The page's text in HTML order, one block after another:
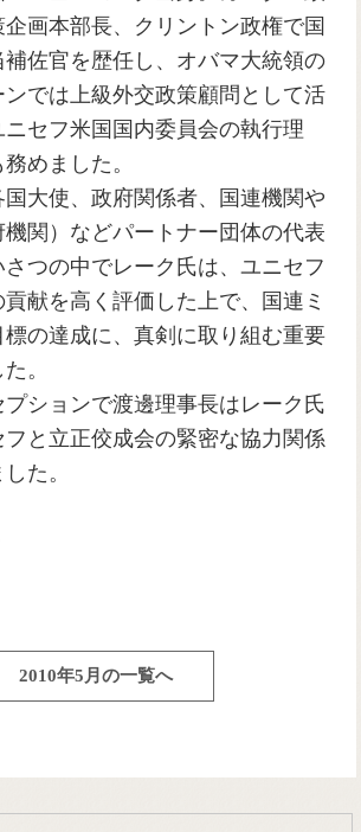
画本部長、クリントン政権で国
佐官を歴任し、オバマ大統領の
では上級外交政策顧問として活
セフ米国国内委員会の執行理
めました。
大使、政府関係者、国連機関や
機関）などパートナー団体の代表
さつの中でレーク氏は、ユニセフ
献を高く評価した上で、国連ミ
標の達成に、真剣に取り組む重要
。
ションで渡邊理事長はレーク氏
と立正佼成会の緊密な協力関係
た。
2010年5月の一覧へ